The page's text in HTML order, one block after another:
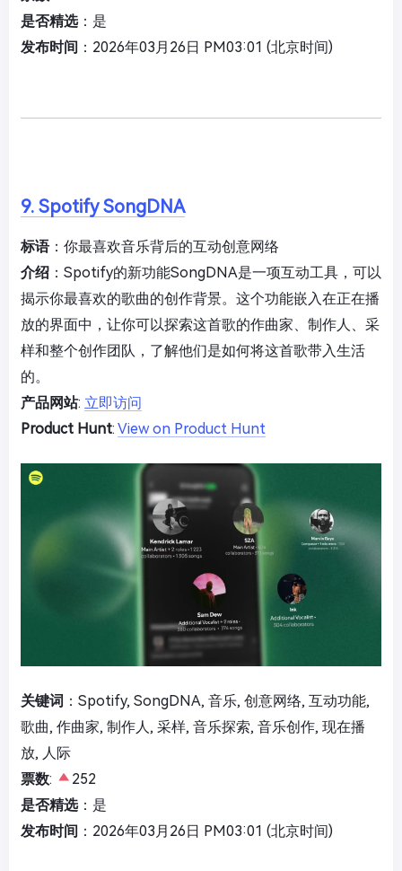
是否精选：是
发布时间 ：2026年03月26日 PM03:01 (北京时间)
9. Spotify SongDNA
标语：你最喜欢音乐背后的互动创意网络
介绍 ：Spotify的新功能SongDNA是一项互动工具，可以
揭示你最喜欢的歌曲的创作背景。这个功能嵌入在正在播
放的界面中，让你可以探索这首歌的作曲家、制作人、采
样和整个创作团队，了解他们是如何将这首歌带入生活
的。
产品网站: 立即访问
Product Hunt: View on Product Hunt
关键词 ：Spotify, SongDNA, 音乐, 创意网络, 互动功能,
歌曲, 作曲家, 制作人, 采样, 音乐探索, 音乐创作, 现在播
放, 人际
票数:
252
是否精选：是
发布时间 ：2026年03月26日 PM03:01 (北京时间)